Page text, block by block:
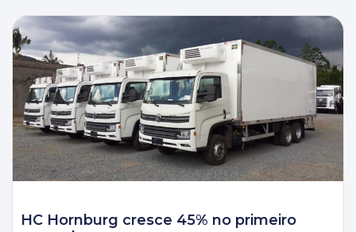
HC Hornburg cresce 45% no primeiro